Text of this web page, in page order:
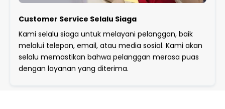
Customer Service Selalu Siaga
Kami selalu siaga untuk melayani pelanggan, baik
melalui telepon, email, atau media sosial. Kami akan
selalu memastikan bahwa pelanggan merasa puas
dengan layanan yang diterima.